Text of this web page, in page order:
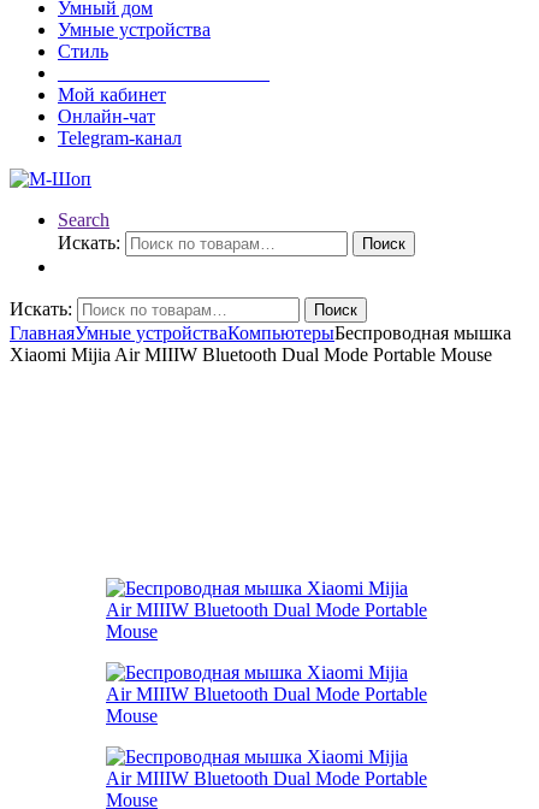
Умный дом
Умные устройства
Стиль
Мой кабинет
Онлайн-чат
Telegram-канал
Search
Искать:
Поиск
Искать: Поиск
ГлавнаяУмные устройстваКомпьютерыБеспроводная мышка
Xiaomi Mijia Air MIIIW Bluetooth Dual Mode Portable Mouse